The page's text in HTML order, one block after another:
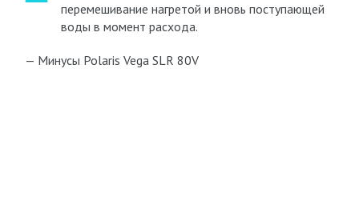
перемешивание нагретой и вновь поступающей
воды в момент расхода.
— Минусы Polaris Vega SLR 80V